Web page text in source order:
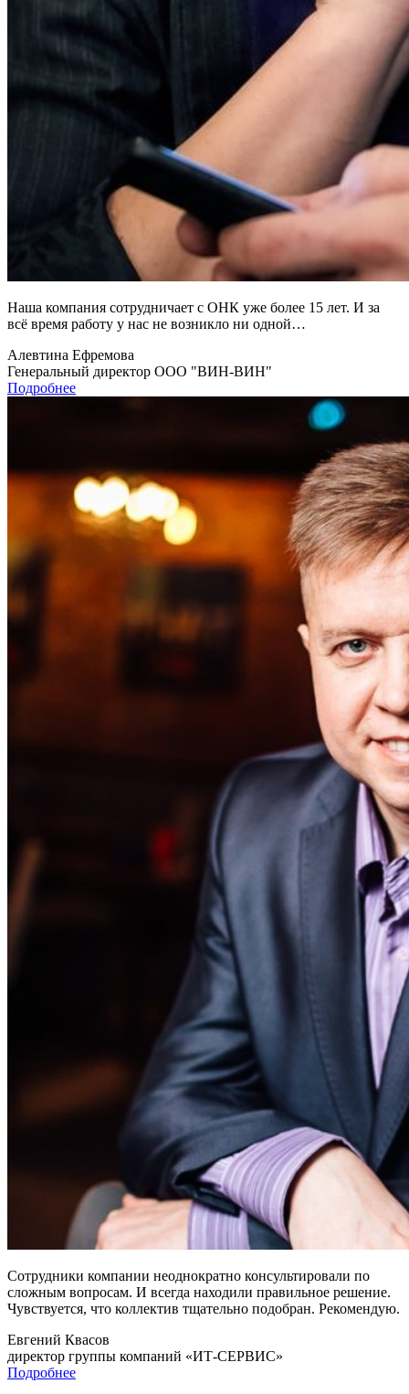
Наша компания сотрудничает с ОНК уже более 15 лет. И за
всё время работу у нас не возникло ни одной…
Алевтина Ефремова
Генеральный директор ООО "ВИН-ВИН"
Подробнее
Сотрудники компании неоднократно консультировали по
сложным вопросам. И всегда находили правильное решение.
Чувствуется, что коллектив тщательно подобран. Рекомендую.
Евгений Квасов
директор группы компаний «ИТ-СЕРВИС»
Подробнее